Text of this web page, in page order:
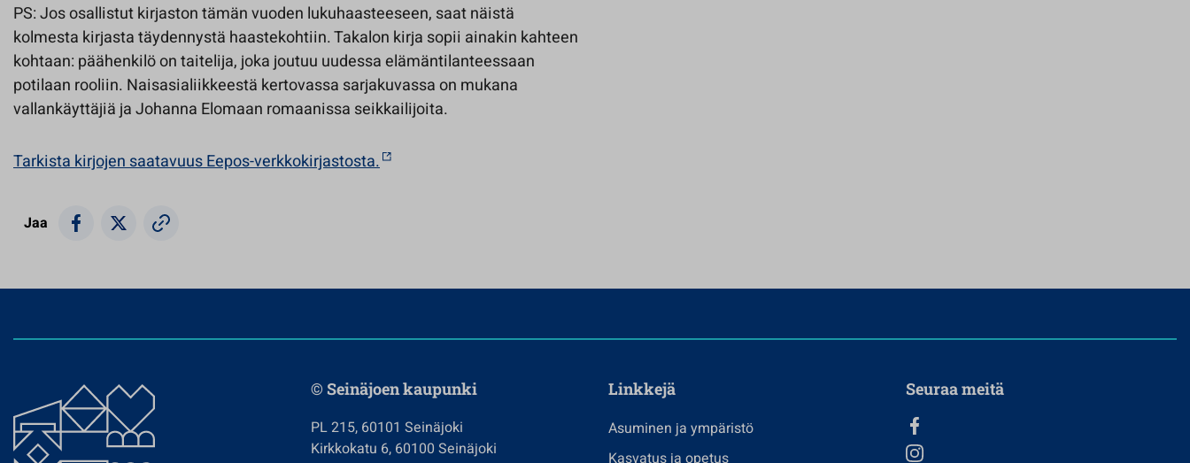
PS: Jos osallistut kirjaston tämän vuoden lukuhaasteeseen, saat näistä
kolmesta kirjasta täydennystä haastekohtiin. Takalon kirja sopii ainakin kahteen
kohtaan: päähenkilö on taitelija, joka joutuu uudessa elämäntilanteessaan
potilaan rooliin. Naisasialiikkeestä kertovassa sarjakuvassa on mukana
vallankäyttäjiä ja Johanna Elomaan romaanissa seikkailijoita.
Tarkista kirjojen saatavuus Eepos-verkkokirjastosta.
Jaa
© Seinäjoen kaupunki
PL 215, 60101 Seinäjoki
Kirkkokatu 6, 60100 Seinäjoki
Linkkejä
Asuminen ja ympäristö
Kasvatus ja opetus
Seuraa meitä